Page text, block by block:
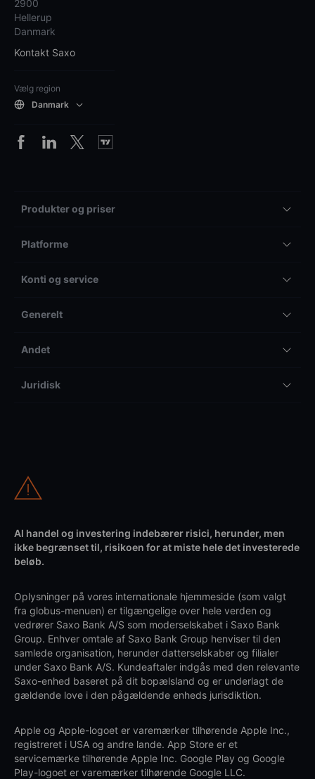
2900
Hellerup
Danmark
Kontakt Saxo
Vælg region
Danmark
Produkter og priser
Platforme
Konti og service
Generelt
Andet
Juridisk
Al handel og investering indebærer risici, herunder, men
ikke begrænset til, risikoen for at miste hele det investerede
beløb.
Oplysninger på vores internationale hjemmeside (som valgt
fra globus-menuen) er tilgængelige over hele verden og
vedrører Saxo Bank A/S som moderselskabet i Saxo Bank
Group. Enhver omtale af Saxo Bank Group henviser til den
samlede organisation, herunder datterselskaber og filialer
under Saxo Bank A/S. Kundeaftaler indgås med den relevante
Saxo-enhed baseret på dit bopælsland og er underlagt de
gældende love i den pågældende enheds jurisdiktion.
Apple og Apple-logoet er varemærker tilhørende Apple Inc.,
registreret i USA og andre lande. App Store er et
servicemærke tilhørende Apple Inc. Google Play og Google
Play-logoet er varemærker tilhørende Google LLC.